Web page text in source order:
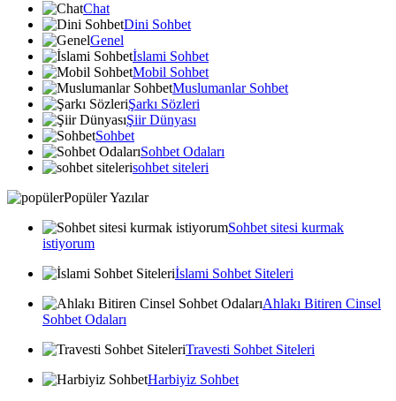
Chat
Dini Sohbet
Genel
İslami Sohbet
Mobil Sohbet
Muslumanlar Sohbet
Şarkı Sözleri
Şiir Dünyası
Sohbet
Sohbet Odaları
sohbet siteleri
Popüler Yazılar
Sohbet sitesi kurmak
istiyorum
İslami Sohbet Siteleri
Ahlakı Bitiren Cinsel
Sohbet Odaları
Travesti Sohbet Siteleri
Harbiyiz Sohbet